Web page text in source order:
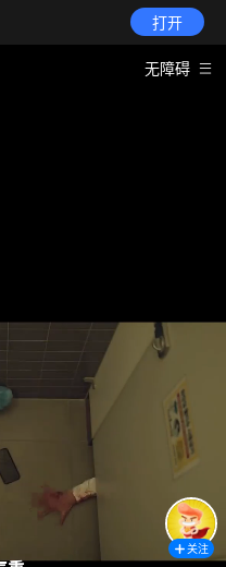
打开
无障碍
关注